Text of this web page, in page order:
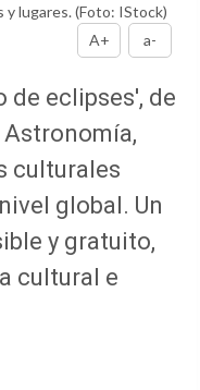
y lugares.(Foto: IStock)
A+
a-
de eclipses', de
Astronomía,
culturales
global. Un
y gratuito,
cultural e